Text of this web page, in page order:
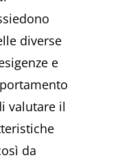
diverse
e
valutare il
da